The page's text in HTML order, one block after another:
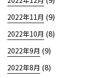
2022年11月 (9)
2022年10月 (8)
2022年9月 (9)
2022年8月 (8)